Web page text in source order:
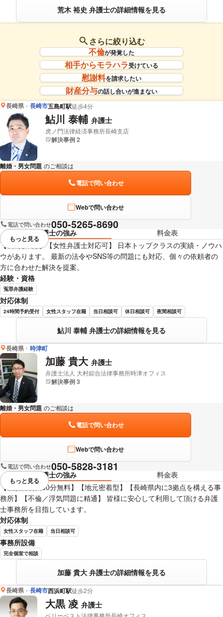
荒木 裕史 弁護士の詳細情報を見る
さらに絞り込む
不倫が発覚した
相手からモラハラ受けている
慰謝料を請求したい
財産分与の話し合いが進まない
長崎県
長崎市五島町駅徒歩4分
鮎川 泰輔 弁護士
虎ノ門法律経済事務所長崎支店
解決事例 2
離婚・男女問題 のご相談は
電話で問い合わせ
Webで問い合わせ
電話で問い合わせ050-5265-8690
弁護士の強み
料金表
【長崎駅2分】【女性弁護士対応可】 日本トップクラスの実績・ノウハ
ウがあります。 最新の法令やSNS等の問題にも対応、個々の依頼者の
方に合わせた解決を提案。
経験・資格
冤罪弁護経験
対応体制
24時間予約受付 女性スタッフ在籍 当日相談可 休日相談可 夜間相談可
鮎川 泰輔 弁護士の詳細情報を見る
視覚的に省略されている要素を
もっと見る
長崎県 時津町
加藤 貴大 弁護士
弁護士法人 大村綜合法律事務所時津オフィス
解決事例 3
離婚・男女問題 のご相談は
電話で問い合わせ
Webで問い合わせ
電話で問い合わせ050-5828-3181
弁護士の強み
料金表
【相談料初回30分無料】【地元密着型】【長崎県内に3拠点を構える事
務所】【不倫／浮気問題に精通】 皆様に安心して利用して頂ける弁護
士事務所を目指しています。
対応体制
女性スタッフ在籍 当日相談可
事務所設備
完全個室で相談
加藤 貴大 弁護士の詳細情報を見る
視覚的に省略されている要素を
もっと見る
長崎県 長崎市西浜町駅徒歩2分
大黒 凌 弁護士
ベリーベスト法律事務所長崎オフィス